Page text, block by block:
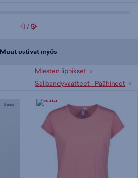
1 /5
Muut ostivat myös
Miesten lippikset
Salibandyvaatteet - Päähineet